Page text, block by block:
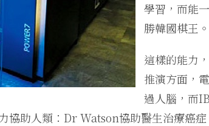
學習，而能
勝韓國棋王。
這樣的能力
推演方面，
過人腦，而
助人類：Dr Watson協助醫生治療癌